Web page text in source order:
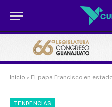
Inicio » El papa Francisco en estado
TENDENCIAS